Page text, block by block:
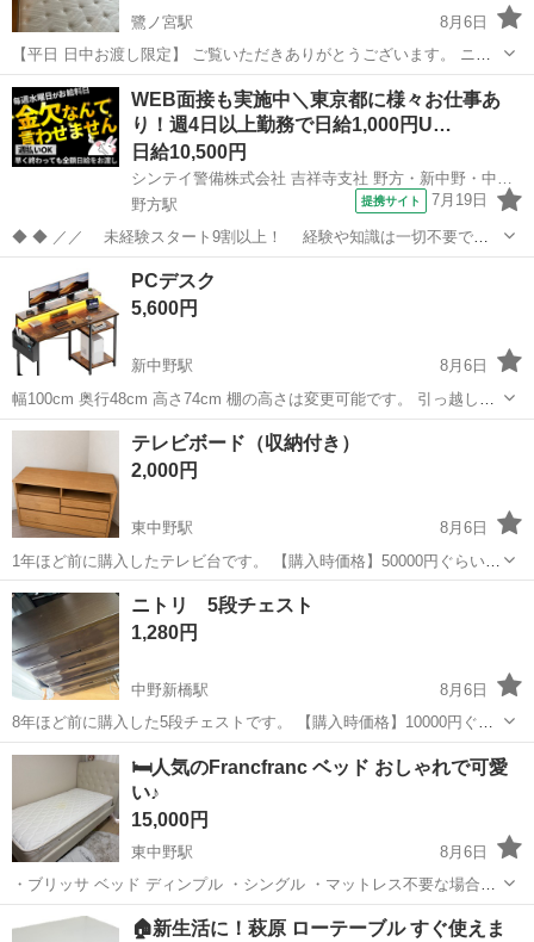
鷺ノ宮駅
8月6日
【平日 日中お渡し限定】 ご覧いただきありがとうございます。 ニト
リのダブルベッド（フレーム＋マットレス）をお譲りします。 ・使用
期間：約5年 ・通常使用に伴う小傷や使用感はありますが、大きな破
損はなく、まだお使いい...
東京 中野区 鷺ノ宮駅 ベッド
WEB面接も実施中＼東京都に様々お仕事あ
り！週4日以上勤務で日給1,000円U…
日給10,500円
野方駅
提携サイト 7月19日
◆ ◆ ／／ 未経験スタート9割以上！ 経験や知識は一切不要で始
めやすい♪ シフトの強制もないですし 自分のペースで働くことも
できるので 続けやすい♪働きやすい♪ ＼＼ 『シフトが削られた…』
『思うように稼...
中野区 野方駅
PCデスク
5,600円
新中野駅
8月6日
幅100cm 奥行48cm 高さ74cm 棚の高さは変更可能です。 引っ越し準
備の為出品です。 バラした状態でのお渡しになります。
東京 中野区 新中野駅 テーブル
テレビボード（収納付き）
2,000円
東中野駅
8月6日
1年ほど前に購入したテレビ台です。 【購入時価格】50000円ぐらい
【サイズ】縦：70cm、横：110cm、奥行き：50cm （大体です）
【傷などの状態】とくに目立った傷はありません。 【アピールポイン
ト】状態はいいので...
東京 中野区 東中野駅 収納家具
ニトリ 5段チェスト
1,280円
中野新橋駅
8月6日
8年ほど前に購入した5段チェストです。 【購入時価格】10000円ぐら
い 【サイズ】縦：100cm、横：75cm、奥行き：45cm （大体です）
【傷などの状態】多少の傷や汚れあり 【アピールポイント】使用感に
問題はありませ...
東京 中野区 中野新橋駅
🛏️人気のFrancfranc ベッド おしゃれで可愛
い♪
15,000円
東中野駅
8月6日
・ブリッサ ベッド ディンプル ・シングル ・マットレス不要な場合は
ベッドフレームのみのお渡しでも大丈夫です ・定価 ¥79,800
東京 中野区 東中野駅 ベッド Francfranc
🏠新生活に！萩原 ローテーブル すぐ使えま